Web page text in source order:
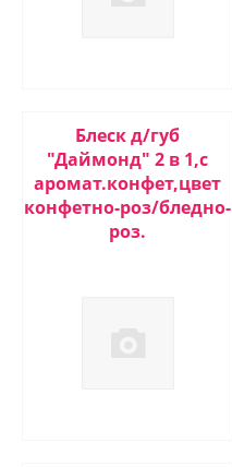
Блеск д/губ
"Даймонд" 2 в 1,с
аромат.конфет,цвет
конфетно-роз/бледно-
роз.